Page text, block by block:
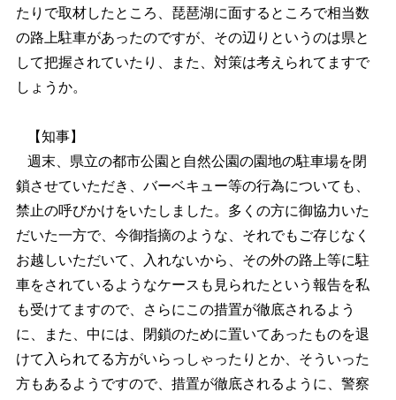
たりで取材したところ、琵琶湖に面するところで相当数
の路上駐車があったのですが、その辺りというのは県と
して把握されていたり、また、対策は考えられてますで
しょうか。
【知事】
週末、県立の都市公園と自然公園の園地の駐車場を閉
鎖させていただき、バーベキュー等の行為についても、
禁止の呼びかけをいたしました。多くの方に御協力いた
だいた一方で、今御指摘のような、それでもご存じなく
お越しいただいて、入れないから、その外の路上等に駐
車をされているようなケースも見られたという報告を私
も受けてますので、さらにこの措置が徹底されるよう
に、また、中には、閉鎖のために置いてあったものを退
けて入られてる方がいらっしゃったりとか、そういった
方もあるようですので、措置が徹底されるように、警察